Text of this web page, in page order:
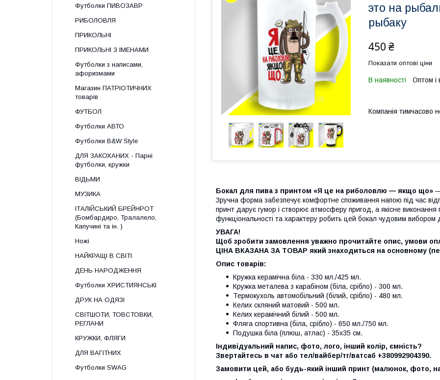
это на
рыбаку
450 ₴
Показати оптові ціни
В наявності Оптом і
Компанія тимчасово
Бокал для пива з принтом «Я це на риболовлю — якщо що»
Зручна форма забезпечує комфортне споживання напою під час
принт дарує гумор і створює атмосферу пригод, а якісне виконання
функціональності та характеру робить цей бокал чудовим вибором
УВАГА!
Щоб зробити замовлення уважно прочитайте опис, умови
ЦІНА ВКАЗАНА ЗА ТОВАР який знаходиться на основному
Опис товарів:
Кружка керамічна біла - 330 мл./425 мл.
Кружка металева з карабіном (біла, срібло) - 300 мл.
Термокухоль автомобільний (білий, срібло) - 480 мл.
Келих скляний матовий - 500 мл.
Келих керамічний білий - 500 мл.
Фляга спортивна (біла, срібло) - 650 мл./750 мл.
Подушка біла (плюш, атлас) - 35х35 см.
Індивідуальний напис, фото, лого, інший колір, ємність?
Звертайтесь в чат або тел/вайбер/тг/ватсаб +380992904390.
Замовити цей, або будь-який інший принт (малюнок, фото,
Футболки ПИВОЗАВР
РИБОЛОВЛЯ
ПРИКОЛЬНІ
ПРИКОЛЬНІ З ІМЕНАМИ
Футболки з написами,
афоризмами
Магазин ПАТРІОТИЧНИХ
товарів
ФУТБОЛ
Футболки АВТО
Футболки B&W Style
ДЛЯ ЗАКОХАНИХ - Парні
футболки, кружки
ВІДЬМИ
МУЗИКА
ІТАЛІЙСЬКИЙ БРЕЙНРОТ
(Бомбардиро, Тралалело,
Капучині та ін. )
Ножі
НАЙКРАЩІ В СВІТІ
ДЕНЬ НАРОДЖЕННЯ
Футболки ХРИСТИЯНСЬКІ
ДРУК НА ОДЯЗІ
СВІТШОТИ, ТОВСТОВКИ,
РЕГЛАНИ
КРУЖКИ, ФЛЯГИ
ДЛЯ ВАГІТНИХ
Футболки SWAG